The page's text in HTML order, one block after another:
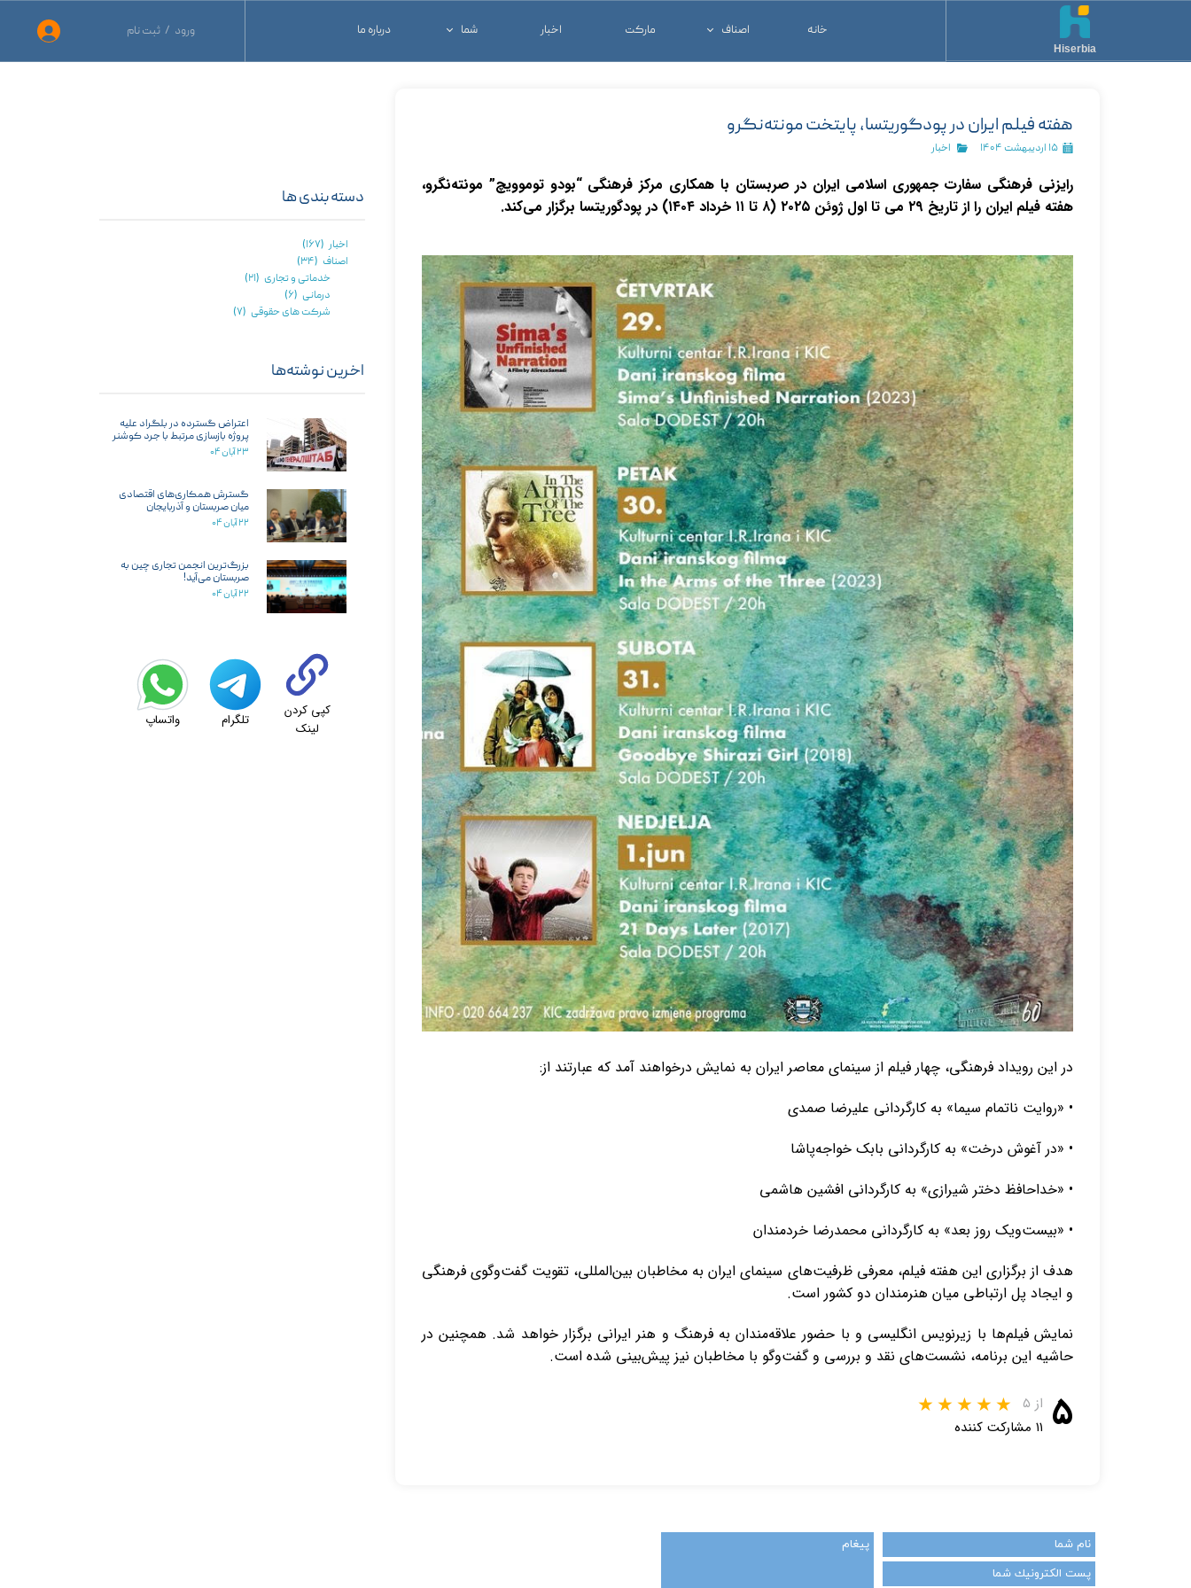
ورود / ثبت نام
حساب کاربری من
خانه اصناف مارکت اخبار شما درباره ما
Hiserbia
هفته فیلم ایران در پودگوریتسا، پایتخت مونته‌نگرو
۱۵ اردیبهشت ۱۴۰۴ اخبار
رایزنی فرهنگی سفارت جمهوری اسلامی ایران در صربستان با همکاری مرکز فرهنگی “بودو توموویچ” مونته‌نگرو،
هفته فیلم ایران را از تاریخ ۲۹ می تا اول ژوئن ۲۰۲۵ (۸ تا ۱۱ خرداد ۱۴۰۴) در پودگوریتسا برگزار می‌کند.
در این رویداد فرهنگی، چهار فیلم از سینمای معاصر ایران به نمایش درخواهند آمد که عبارتند از:
• «روایت ناتمام سیما» به کارگردانی علیرضا صمدی
• «در آغوش درخت» به کارگردانی بابک خواجه‌پاشا
• «خداحافظ دختر شیرازی» به کارگردانی افشین هاشمی
• «بیست‌ویک روز بعد» به کارگردانی محمدرضا خردمندان
هدف از برگزاری این هفته فیلم، معرفی ظرفیت‌های سینمای ایران به مخاطبان بین‌المللی، تقویت گفت‌وگوی فرهنگی
و ایجاد پل ارتباطی میان هنرمندان دو کشور است.
نمایش فیلم‌ها با زیرنویس انگلیسی و با حضور علاقه‌مندان به فرهنگ و هنر ایرانی برگزار خواهد شد. همچنین در
حاشیه این برنامه، نشست‌های نقد و بررسی و گفت‌وگو با مخاطبان نیز پیش‌بینی شده است.
۵ از ۵
۱۱ مشارکت کننده
دسته بندی ها
اخبار (۱۶۷)
اصناف (۳۴)
خدماتی و تجاری (۲۱)
درمانی (۶)
شرکت های حقوقی (۷)
اخرین نوشته‌ها
اعتراض گسترده در بلگراد علیه
پروژه بازسازی مرتبط با جرد کوشنر
۲۳ آبان ۰۴
گسترش همکاری‌های اقتصادی
میان صربستان و آذربایجان
۲۲ آبان ۰۴
بزرگ‌ترین انجمن تجاری چین به
صربستان می‌آید!
۲۲ آبان ۰۴
کپی کردن
لینک
تلگرام واتساپ